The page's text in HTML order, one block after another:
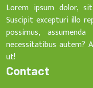
Lorem ipsum dolor,
Suscipit excepturi illo
possimus,
necessitatibus autem?
ut!
Contact